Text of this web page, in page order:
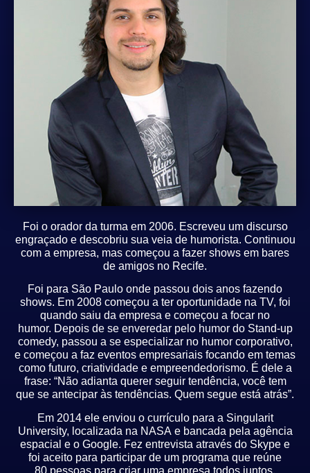
Foi o orador da turma em 2006. Escreveu um discurso
engraçado e descobriu sua veia de humorista. Continuou
com a empresa, mas começou a fazer shows em bares
de amigos no Recife.
Foi para São Paulo onde passou dois anos fazendo
shows. Em 2008 começou a ter oportunidade na TV, foi
quando saiu da empresa e começou a focar no
humor. Depois de se enveredar pelo humor do Stand-up
comedy, passou a se especializar no humor corporativo,
e começou a faz eventos empresariais focando em temas
como futuro, criatividade e empreendedorismo. É dele a
frase: “Não adianta querer seguir tendência, você tem
que se antecipar às tendências. Quem segue está atrás”.
Em 2014 ele enviou o currículo para a Singularit
University, localizada na NASA e bancada pela agência
espacial e o Google. Fez entrevista através do Skype e
foi aceito para participar de um programa que reúne
80 pessoas para criar uma empresa todos juntos.